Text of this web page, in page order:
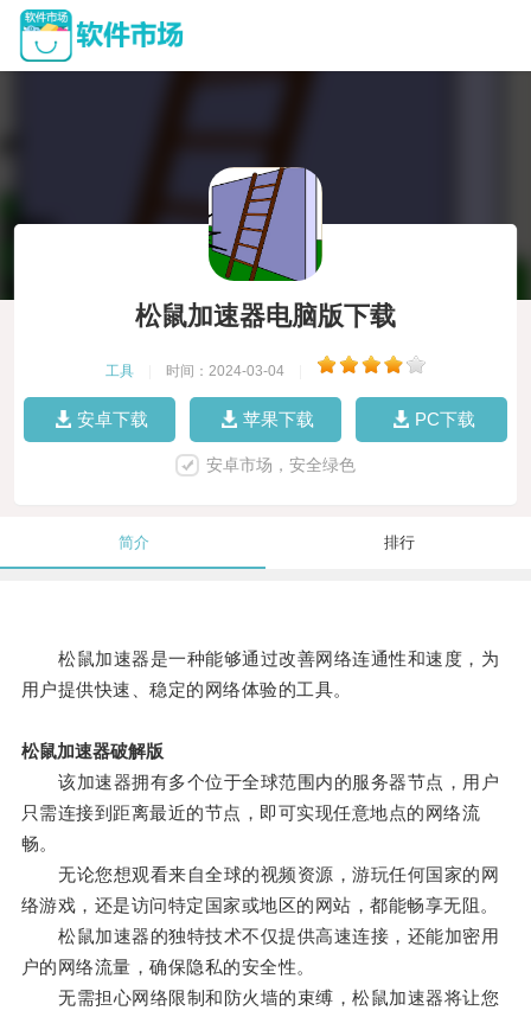
松鼠加速器电脑版下载
工具 时间：2024-03-04
安卓下载 苹果下载 PC下载
安卓市场，安全绿色
简介 排行
松鼠加速器是一种能够通过改善网络连通性和速度，为
用户提供快速、稳定的网络体验的工具。
松鼠加速器破解版
该加速器拥有多个位于全球范围内的服务器节点，用户
只需连接到距离最近的节点，即可实现任意地点的网络流
畅。
无论您想观看来自全球的视频资源，游玩任何国家的网
络游戏，还是访问特定国家或地区的网站，都能畅享无阻。
松鼠加速器的独特技术不仅提供高速连接，还能加密用
户的网络流量，确保隐私的安全性。
无需担心网络限制和防火墙的束缚，松鼠加速器将让您